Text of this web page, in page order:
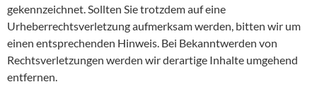
gekennzeichnet. Sollten Sie trotzdem auf eine
Urheberrechtsverletzung aufmerksam werden, bitten wir um
einen entsprechenden Hinweis. Bei Bekanntwerden von
Rechtsverletzungen werden wir derartige Inhalte umgehend
entfernen.